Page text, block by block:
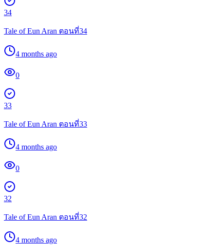
34
Tale of Eun Aran ตอนที่34
4 months ago
0
33
Tale of Eun Aran ตอนที่33
4 months ago
0
32
Tale of Eun Aran ตอนที่32
4 months ago